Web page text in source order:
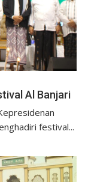
Al Banjari
festival...